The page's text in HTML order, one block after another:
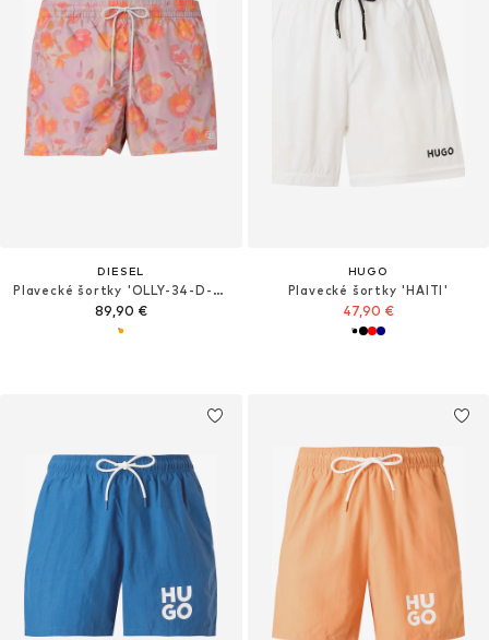
DIESEL
Plavecké šortky 'OLLY-34-D-CORE'
89,90 €
HUGO
Plavecké šortky 'HAITI'
47,90 €